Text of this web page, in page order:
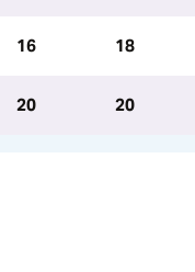
16 18
20 20